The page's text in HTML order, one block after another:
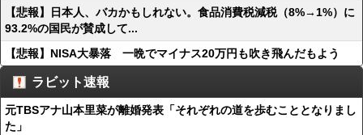
【悲報】日本人、バカかもしれない。食品消費税減税（8%→1%）に
93.2%の国民が賛成して...
【悲報】NISA大暴落 一晩でマイナス20万円も吹き飛んだもよう
ラビット速報
元TBSアナ山本里菜が離婚発表「それぞれの道を歩むこととなりまし
た」